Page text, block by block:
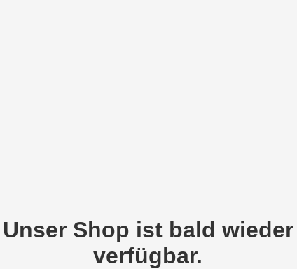
Unser Shop ist bald wieder
verfügbar.